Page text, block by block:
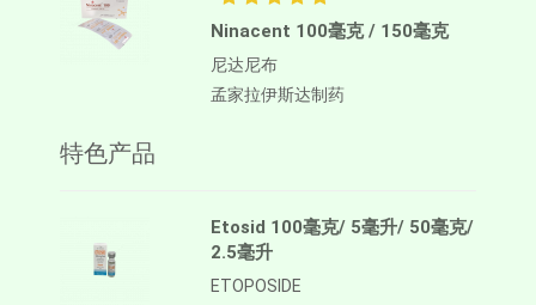
Ninacent 100毫克 / 150毫克
尼达尼布
孟家拉伊斯达制药
特色产品
Etosid 100毫克/ 5毫升/ 50毫克/
2.5毫升
ETOPOSIDE